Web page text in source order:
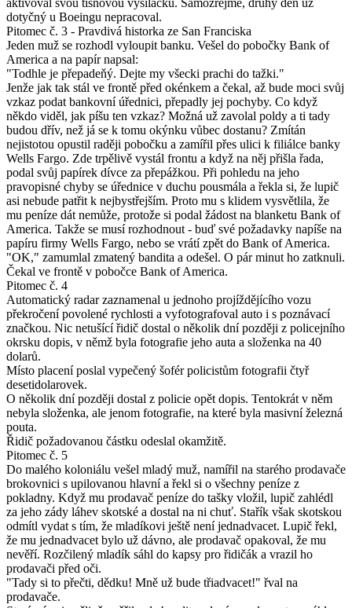
dotyčný u Boeingu nepracoval.
Pitomec č. 3 - Pravdivá historka ze San Franciska
Jeden muž se rozhodl vyloupit banku. Vešel do pobočky Bank of
America a na papír napsal:
"Todhle je přepadeňý. Dejte my všecki prachi do tažki."
Jenže jak tak stál ve frontě před okénkem a čekal, až bude moci svůj
vzkaz podat bankovní úřednici, přepadly jej pochyby. Co když
někdo viděl, jak píšu ten vzkaz? Možná už zavolal poldy a ti tady
budou dřív, než já se k tomu okýnku vůbec dostanu? Zmítán
nejistotou opustil raději pobočku a zamířil přes ulici k filiálce banky
Wells Fargo. Zde trpělivě vystál frontu a když na něj přišla řada,
podal svůj papírek dívce za přepážkou. Při pohledu na jeho
pravopisné chyby se úřednice v duchu pousmála a řekla si, že lupič
asi nebude patřit k nejbystřejším. Proto mu s klidem vysvětlila, že
mu peníze dát nemůže, protože si podal žádost na blanketu Bank of
America. Takže se musí rozhodnout - buď své požadavky napíše na
papíru firmy Wells Fargo, nebo se vrátí zpět do Bank of America.
"OK," zamumlal zmatený bandita a odešel. O pár minut ho zatknuli.
Čekal ve frontě v pobočce Bank of America.
Pitomec č. 4
Automatický radar zaznamenal u jednoho projíždějícího vozu
překročení povolené rychlosti a vyfotografoval auto i s poznávací
značkou. Nic netušící řidič dostal o několik dní později z policejního
okrsku dopis, v němž byla fotografie jeho auta a složenka na 40
dolarů.
Místo placení poslal vypečený šofér policistům fotografii čtyř
desetidolarovek.
O několik dní později dostal z policie opět dopis. Tentokrát v něm
nebyla složenka, ale jenom fotografie, na které byla masivní železná
pouta.
Řidič požadovanou částku odeslal okamžitě.
Pitomec č. 5
Do malého koloniálu vešel mladý muž, namířil na starého prodavače
brokovnici s upilovanou hlavní a řekl si o všechny peníze z
pokladny. Když mu prodavač peníze do tašky vložil, lupič zahlédl
za jeho zády láhev skotské a dostal na ni chuť. Stařík však skotskou
odmítl vydat s tím, že mladíkovi ještě není jednadvacet. Lupič řekl,
že mu jednadvacet bylo už dávno, ale prodavač opakoval, že mu
nevěří. Rozčilený mladík sáhl do kapsy pro řidičák a vrazil ho
prodavači před oči.
"Tady si to přečti, dědku! Mně už bude třiadvacet!" řval na
prodavače.